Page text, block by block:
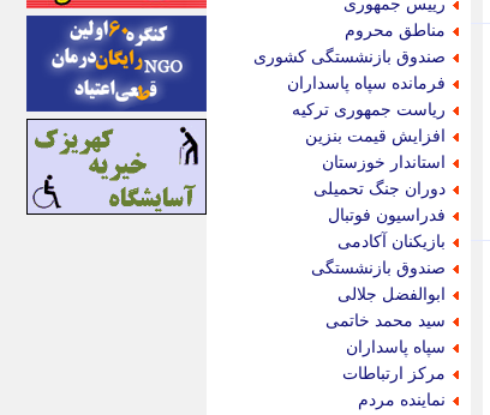
مناطق محروم
صندوق بازنشستگی کشوری
فرمانده سپاه پاسداران
ریاست جمهوری ترکیه
افزایش قیمت بنزین
استاندار خوزستان
دوران جنگ تحمیلی
فدراسیون فوتبال
بازیکنان آکادمی
صندوق بازنشستگی
ابوالفضل جلالی
سید محمد خاتمی
سپاه پاسداران
مرکز ارتباطات
نماینده مردم
ایونا نیوز
بازتاب آنلاین
باشگاه خبرنگاران
باغستان نیوز
بامبوک
ببین و بخون
بدینسان
بنکر